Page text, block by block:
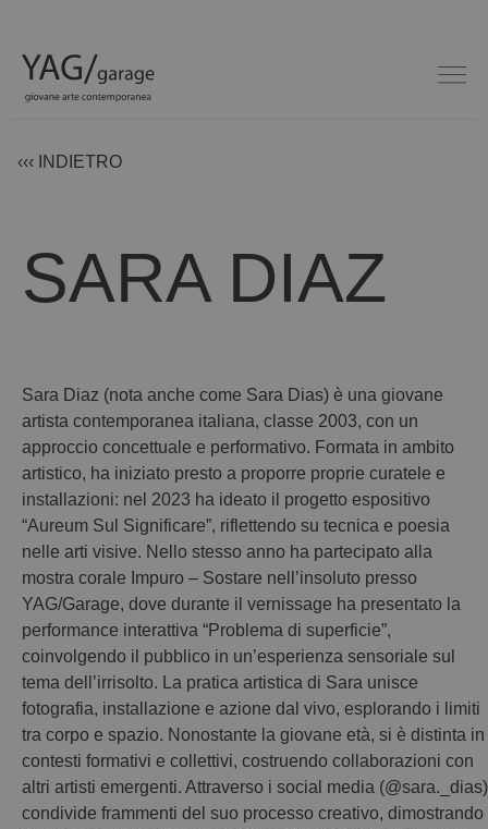
‹‹‹ INDIETRO
SARA DIAZ
Sara Diaz (nota anche come Sara Dias) è una giovane
artista contemporanea italiana, classe 2003, con un
approccio concettuale e performativo. Formata in ambito
artistico, ha iniziato presto a proporre proprie curatele e
installazioni: nel 2023 ha ideato il progetto espositivo
“Aureum Sul Significare”, riflettendo su tecnica e poesia
nelle arti visive. Nello stesso anno ha partecipato alla
mostra corale Impuro – Sostare nell’insoluto presso
YAG/Garage, dove durante il vernissage ha presentato la
performance interattiva “Problema di superficie”,
coinvolgendo il pubblico in un’esperienza sensoriale sul
tema dell’irrisolto. La pratica artistica di Sara unisce
fotografia, installazione e azione dal vivo, esplorando i limiti
tra corpo e spazio. Nonostante la giovane età, si è distinta in
contesti formativi e collettivi, costruendo collaborazioni con
altri artisti emergenti. Attraverso i social media (@sara._dias)
condivide frammenti del suo processo creativo, dimostrando